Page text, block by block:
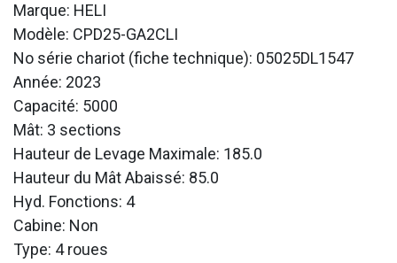
Marque: HELI
Modèle: CPD25-GA2CLI
No série chariot (fiche technique): 05025DL1547
Année: 2023
Capacité: 5000
Mât: 3 sections
Hauteur de Levage Maximale: 185.0
Hauteur du Mât Abaissé: 85.0
Hyd. Fonctions: 4
Cabine: Non
Type: 4 roues